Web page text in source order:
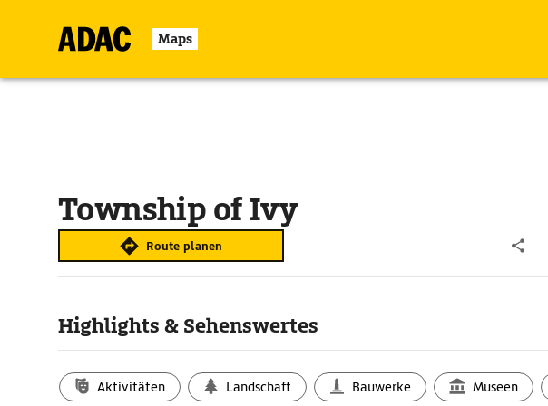
Maps
Township of Ivy
Route planen
Highlights & Sehenswertes
Aktivitäten Landschaft Bauwerke Museen